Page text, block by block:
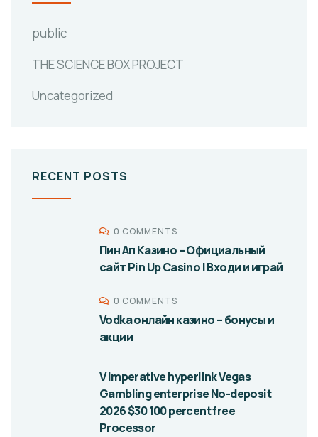
public
THE SCIENCE BOX PROJECT
Uncategorized
RECENT POSTS
0 COMMENTS
Пин Ап Казино – Официальный
сайт Pin Up Casino | Входи и играй
0 COMMENTS
Vodka онлайн казино – бонусы и
акции
V imperative hyperlink Vegas
Gambling enterprise No-deposit
2026 $30 100 percent free
Processor